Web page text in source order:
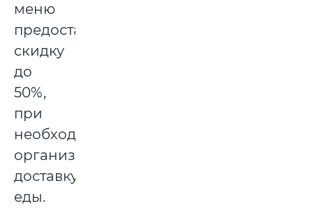
меню
предоставляют
скидку
до
50%,
при
необходимости
организуют
доставку
еды.